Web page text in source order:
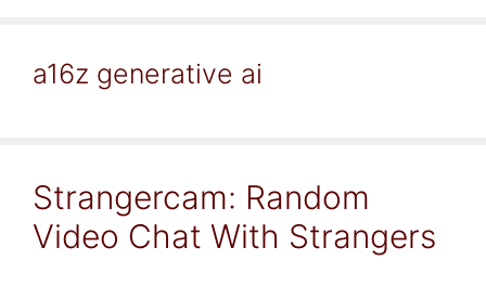
a16z generative ai
Strangercam: Random
Video Chat With Strangers